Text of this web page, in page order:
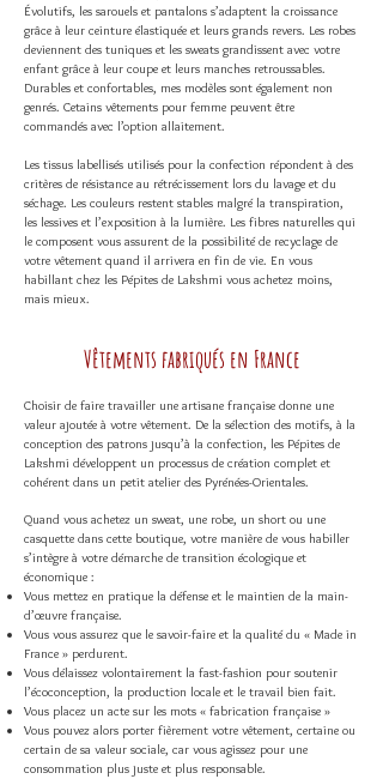
Évolutifs, les sarouels et pantalons s’adaptent la croissance
grâce à leur ceinture élastiquée et leurs grands revers. Les robes
deviennent des tuniques et les sweats grandissent avec votre
enfant grâce à leur coupe et leurs manches retroussables.
Durables et confortables, mes modèles sont également non
genrés. Cetains vêtements pour femme peuvent être
commandés avec l’option allaitement.
Les tissus labellisés utilisés pour la confection répondent à des
critères de résistance au rétrécissement lors du lavage et du
séchage. Les couleurs restent stables malgré la transpiration,
les lessives et l’exposition à la lumière. Les fibres naturelles qui
le composent vous assurent de la possibilité de recyclage de
votre vêtement quand il arrivera en fin de vie. En vous
habillant chez les Pépites de Lakshmi vous achetez moins,
mais mieux.
Vêtements fabriqués en France
Choisir de faire travailler une artisane française donne une
valeur ajoutée à votre vêtement. De la sélection des motifs, à la
conception des patrons jusqu’à la confection, les Pépites de
Lakshmi développent un processus de création complet et
cohérent dans un petit atelier des Pyrénées-Orientales.
Quand vous achetez un sweat, une robe, un short ou une
casquette dans cette boutique, votre manière de vous habiller
s’intègre à votre démarche de transition écologique et
économique :
Vous mettez en pratique la défense et le maintien de la main-
d’œuvre française.
Vous vous assurez que le savoir-faire et la qualité du « Made in
France » perdurent.
Vous délaissez volontairement la fast-fashion pour soutenir
l’écoconception, la production locale et le travail bien fait.
Vous placez un acte sur les mots « fabrication française »
Vous pouvez alors porter fièrement votre vêtement, certaine ou
certain de sa valeur sociale, car vous agissez pour une
consommation plus juste et plus responsable.